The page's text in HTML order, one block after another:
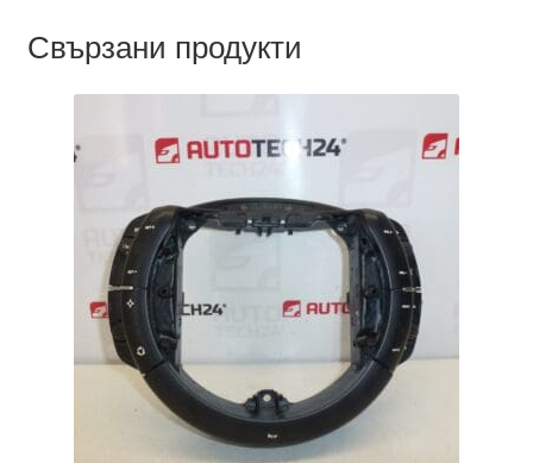
Свързани продукти